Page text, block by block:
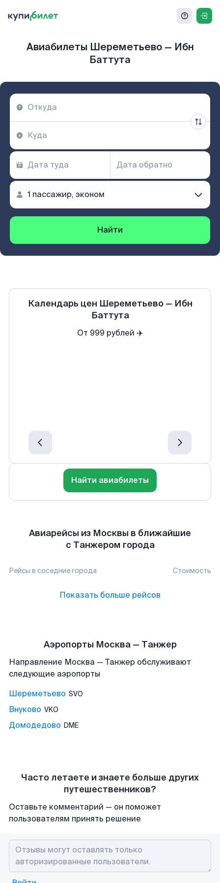
Авиабилеты Шереметьево — Ибн
Баттута
Найти
Календарь цен Шереметьево— Ибн
Баттута
От 999 рублей ✈️
Найти авиабилеты
Авиарейсы из Москвы в ближайшие
с Танжером города
Рейсы в соседние города Стоимость
Показать больше рейсов
Аэропорты Москва — Танжер
Направление Москва — Танжер обслуживают
следующие аэропорты
Шереметьево SVO
Внуково VKO
Домодедово DME
Часто летаете и знаете больше других
путешественников?
Оставьте комментарий — он поможет
пользователям принять решение